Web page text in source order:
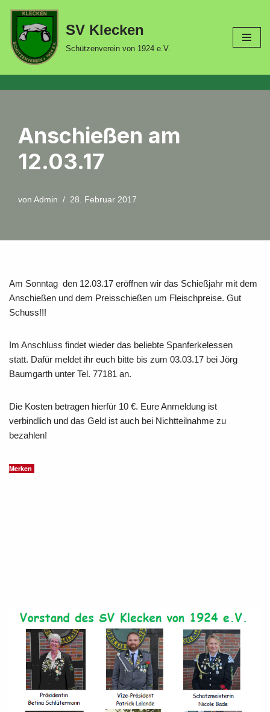
Zum
Inhalt
springen
SV Klecken
Schützenverein von 1924 e.V.
Anschießen am
12.03.17
von Admin 28. Februar 2017
Am Sonntag den 12.03.17 eröffnen wir das Schießjahr mit dem
Anschießen und dem Preisschießen um Fleischpreise. Gut
Schuss!!!
Im Anschluss findet wieder das beliebte Spanferkelessen
statt. Dafür meldet ihr euch bitte bis zum 03.03.17 bei Jörg
Baumgarth unter Tel. 77181 an.
Die Kosten betragen hierfür 10 €. Eure Anmeldung ist
verbindlich und das Geld ist auch bei Nichtteilnahme zu
bezahlen!
Merken